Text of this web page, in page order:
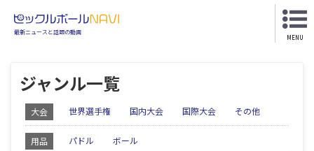
最新ニュースと話題の動画
MENU
ジャンル一覧
大会 世界選手権 国内大会 国際大会 その他
用品 パドル ボール